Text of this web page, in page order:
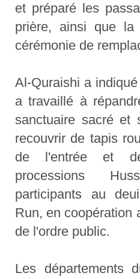
et préparé les
prière, ainsi que la
cérémonie de
Al-Quraishi a
a travaillé à
sanctuaire sacré
recouvrir de tapis
de l'entrée et
processions
participants au
Run, en coopération
de l'ordre public.
Les départements